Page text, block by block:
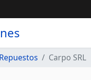
Repuestos Carpo SRL